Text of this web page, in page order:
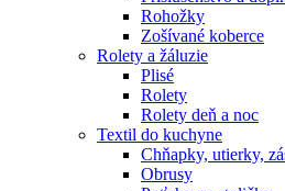
Rohožky
Zošívané koberce
Rolety a žáluzie
Plisé
Rolety
Rolety deň a noc
Textil do kuchyne
Chňapky, utierky,
Obrusy